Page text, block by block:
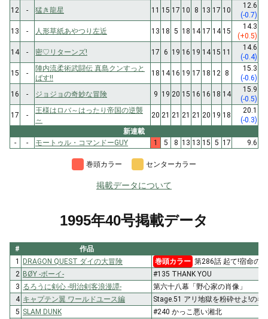
12
- 猛き龍星 11 15 17 10 8 13 17 10
12.6
(-0.7)
13
- 人形草紙あやつり左近 13 18 5 18 14 17 14 15
14.3
(+0.5)
14
- 密♡リターンズ! 17 6 19 16 19 14 15 11
14.6
(-0.4)
15
-
陣内流柔術武闘伝 真島クンすっと
ばす!!
18 14 16 19 17 18 12 8
15.3
(-0.6)
16
- ジョジョの奇妙な冒険 9 19 20 15 16 16 18 14
15.9
(-0.5)
17
-
王様はロバ～はったり帝国の逆襲
～
20 21 21 21 21 20 19 18
20.1
(-0.3)
新連載
-
- モートゥル・コマンドーGUY 1 5 8 13 13 15 5 17 9.6
巻頭カラー センターカラー
掲載データについて
1995年40号掲載データ
# 作品
1 DRAGON QUEST ダイの大冒険 巻頭カラー 第286話 起て!宿命の
2 BØY -ボーイ-
#135 THANK YOU
3 るろうに剣心 -明治剣客浪漫譚-
第六十八幕「野心家の肖像」
4 キャプテン翼 ワールドユース編
Stage.51 アリ地獄を粉砕せよ!の巻
5 SLAM DUNK
#240 かっこ悪い湘北